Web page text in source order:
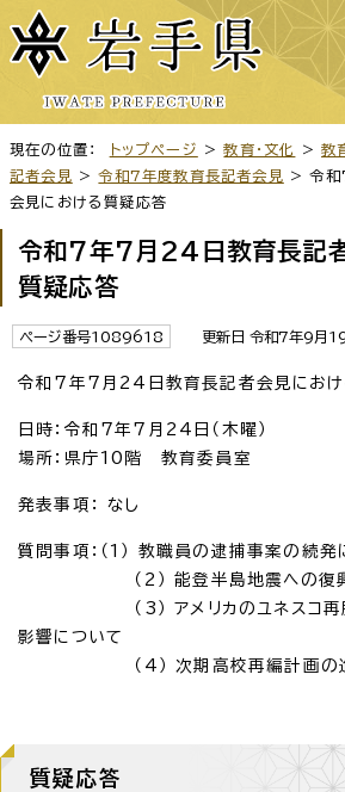
現在の位置： トップページ >教育・文化 >教
記者会見
>令和7年度教育長記者会見
> 令和
会見における質疑応答
令和7年7月24日教育長記
質疑応答
ページ番号1089618 更新日 令和7年9月
令和7年7月24日教育長記者会見におけ
日時：令和7年7月24日（木曜）
場所：県庁10階 教育委員室
発表事項： なし
質問事項：（1） 教職員の逮捕事案の続発
（2） 能登半島地震への復興教
（3） アメリカのユネスコ再脱
影響について
（4） 次期高校再編計画の進
質疑応答